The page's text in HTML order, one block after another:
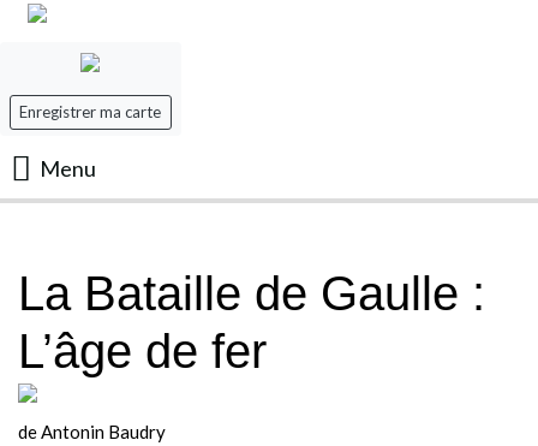
Enregistrer ma carte
Menu
Les Films
Les séances
Evenement
La Bataille de Gaulle :
L’âge de fer
de Antonin Baudry